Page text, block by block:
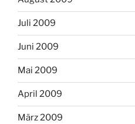
Juli 2009
Juni 2009
Mai 2009
April 2009
März 2009